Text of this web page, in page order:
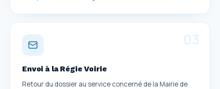
Envoi à la Régie Voirie
Retour du dossier au service concerné de la Mairie de